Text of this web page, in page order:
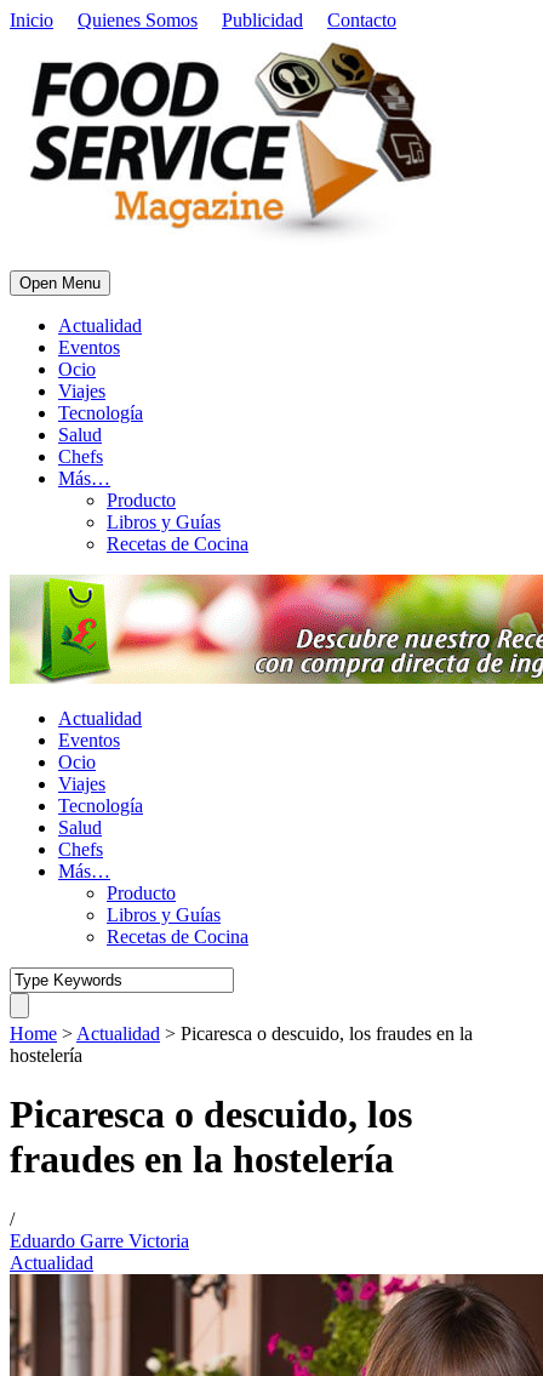
Inicio Quienes Somos Publicidad Contacto
Open Menu
Actualidad
Eventos
Ocio
Viajes
Tecnología
Salud
Chefs
Más…
Producto
Libros y Guías
Recetas de Cocina
Actualidad
Eventos
Ocio
Viajes
Tecnología
Salud
Chefs
Más…
Producto
Libros y Guías
Recetas de Cocina
Home > Actualidad > Picaresca o descuido, los fraudes en la
hostelería
Picaresca o descuido, los
fraudes en la hostelería
/
Eduardo Garre Victoria
Actualidad